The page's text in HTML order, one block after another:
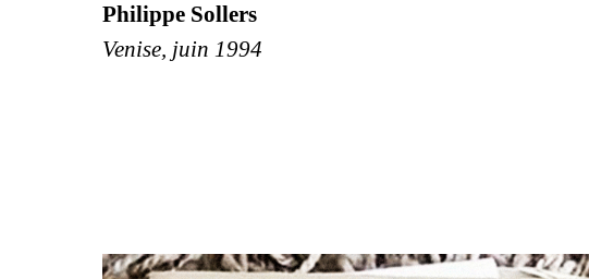
Philippe Sollers
Venise, juin 1994